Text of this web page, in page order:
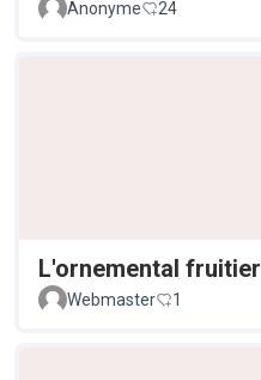
Anonyme 24
L'ornemental fruitier
Webmaster
1